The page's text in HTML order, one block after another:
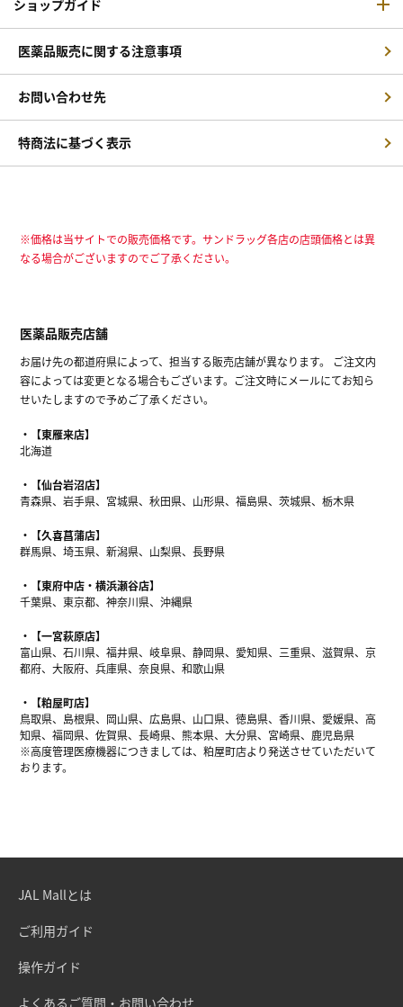
ショップガイド
医薬品販売に関する注意事項
お問い合わせ先
特商法に基づく表示
※価格は当サイトでの販売価格です。サンドラッグ各店の店頭価格とは異
なる場合がございますのでご了承ください。
医薬品販売店舗
お届け先の都道府県によって、担当する販売店舗が異なります。 ご注文内
容によっては変更となる場合もございます。ご注文時にメールにてお知ら
せいたしますので予めご了承ください。
【東雁来店】
北海道
【仙台岩沼店】
青森県、岩手県、宮城県、秋田県、山形県、福島県、茨城県、栃木県
【久喜菖蒲店】
群馬県、埼玉県、新潟県、山梨県、長野県
【東府中店・横浜瀬谷店】
千葉県、東京都、神奈川県、沖縄県
【一宮萩原店】
富山県、石川県、福井県、岐阜県、静岡県、愛知県、三重県、滋賀県、京
都府、大阪府、兵庫県、奈良県、和歌山県
【粕屋町店】
鳥取県、島根県、岡山県、広島県、山口県、徳島県、香川県、愛媛県、高
知県、福岡県、佐賀県、長崎県、熊本県、大分県、宮崎県、鹿児島県
※高度管理医療機器につきましては、粕屋町店より発送させていただいて
おります。
JAL Mallとは
ご利用ガイド
操作ガイド
よくあるご質問・お問い合わせ